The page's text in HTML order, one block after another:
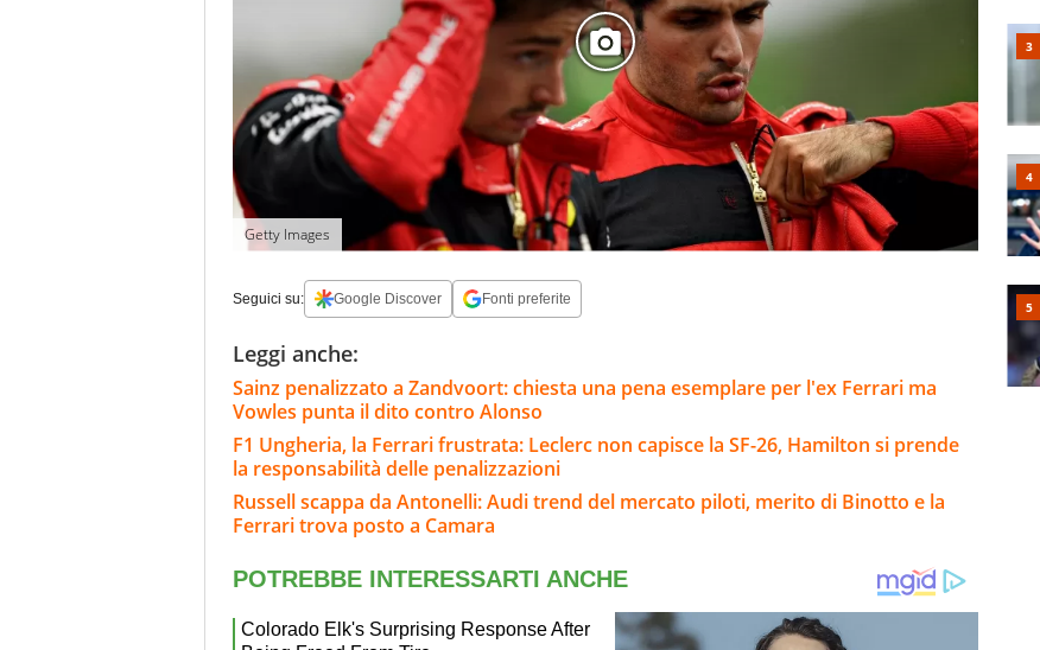
Getty Images
Seguici su: Google Discover Fonti preferite
Leggi anche:
Sainz penalizzato a Zandvoort: chiesta una pena esemplare per l'ex Ferrari ma
Vowles punta il dito contro Alonso
F1 Ungheria, la Ferrari frustrata: Leclerc non capisce la SF-26, Hamilton si prende
la responsabilità delle penalizzazioni
Russell scappa da Antonelli: Audi trend del mercato piloti, merito di Binotto e la
Ferrari trova posto a Camara